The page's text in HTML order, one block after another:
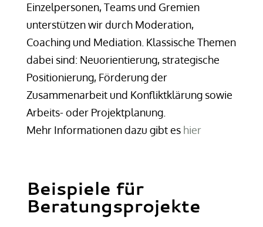
Einzelpersonen, Teams und Gremien
unterstützen wir durch Moderation,
Coaching und Mediation. Klassische Themen
dabei sind: Neuorientierung, strategische
Positionierung, Förderung der
Zusammenarbeit und Konfliktklärung sowie
Arbeits- oder Projektplanung.
Mehr Informationen dazu gibt es hier
Beispiele für
Beratungsprojekte